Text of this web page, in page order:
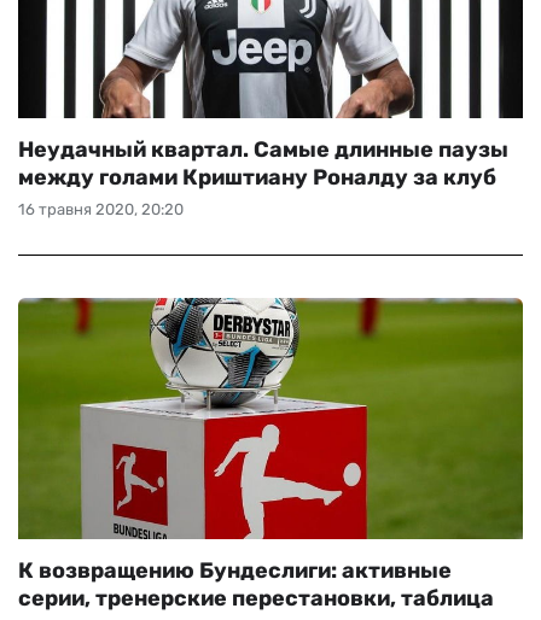
16 травня 2020, 20:20
Неудачный квартал. Самые длинные паузы
между голами Криштиану Роналду за клуб
К возвращению Бундеслиги: активные
серии, тренерские перестановки, таблица